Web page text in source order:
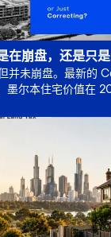
崩盘，还是只是
并未崩盘。最新的
墨尔本住宅价值在